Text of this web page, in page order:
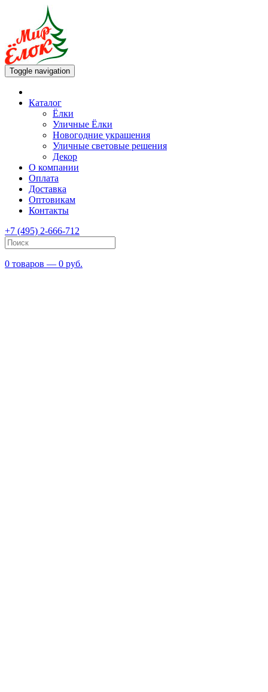
Toggle navigation
Каталог
Ёлки
Уличные Ёлки
Новогодние украшения
Уличные световые решения
Декор
О компании
Оплата
Доставка
Оптовикам
Контакты
+7 (495) 2-666-712
0 товаров — 0 руб.